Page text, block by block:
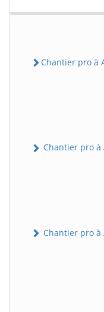
Chantier pro à
Chantier pro à
Chantier pro à